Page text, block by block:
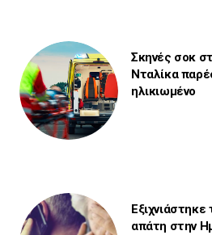
Σκηνές σοκ
Νταλίκα
ηλικιωμένο
απάτη στην